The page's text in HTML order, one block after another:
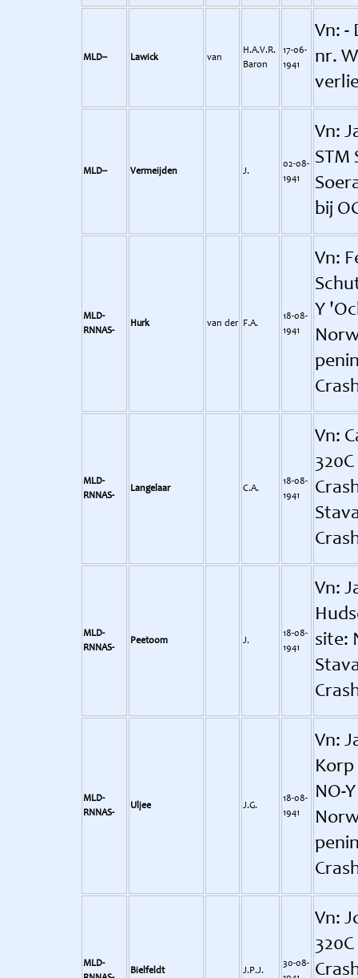
MLD-- Lawick van
H.A.V.R.
Baron
17-06-
1941
Vn: -
nr.
MLD-- Vermeijden J.
02-08-
1941
Vn:
STM
bij
MLD-
RNNAS-
Hurk van der F.A.
18-08-
1941
Vn:
Y
MLD-
RNNAS-
Langelaar C.A.
18-08-
1941
Vn:
MLD-
RNNAS-
Peetoom J.
18-08-
1941
Vn:
site:
MLD-
RNNAS-
Uljee J.G.
18-08-
1941
Vn:
Korp
NO-
MLD-
Bielfeldt J.P.J.
30-08-
Vn: